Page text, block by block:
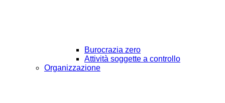
Burocrazia zero
Attività soggette a controllo
Organizzazione